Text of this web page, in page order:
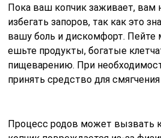
Пока ваш копчик заживает, вам
избегать запоров, так как это
вашу боль и дискомфорт. Пейте
ешьте продукты, богатые
пищеварению. При
принять средство для смягчения
Процесс родов может вызвать